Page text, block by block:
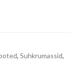
, Suhkrumassid,